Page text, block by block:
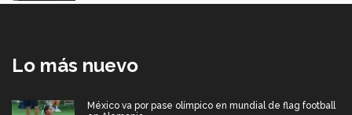
Lo más nuevo
México va por pase olímpico en mundial de flag football